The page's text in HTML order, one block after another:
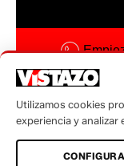
Utilizamos cookies
experiencia y analizar